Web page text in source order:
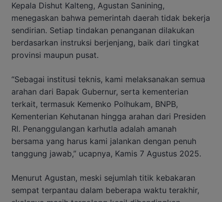
Kepala Dishut Kalteng, Agustan Sanining,
menegaskan bahwa pemerintah daerah tidak bekerja
sendirian. Setiap tindakan penanganan dilakukan
berdasarkan instruksi berjenjang, baik dari tingkat
provinsi maupun pusat.
“Sebagai institusi teknis, kami melaksanakan semua
arahan dari Bapak Gubernur, serta kementerian
terkait, termasuk Kemenko Polhukam, BNPB,
Kementerian Kehutanan hingga arahan dari Presiden
RI. Penanggulangan karhutla adalah amanah
bersama yang harus kami jalankan dengan penuh
tanggung jawab,” ucapnya, Kamis 7 Agustus 2025.
Menurut Agustan, meski sejumlah titik kebakaran
sempat terpantau dalam beberapa waktu terakhir,